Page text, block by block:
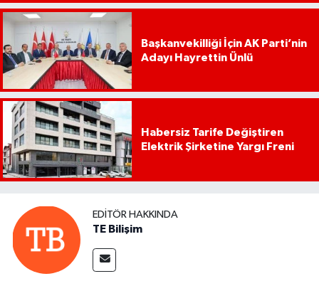
Başkanvekilliği İçin AK Parti’nin
Adayı Hayrettin Ünlü
Habersiz Tarife Değiştiren
Elektrik Şirketine Yargı Freni
EDITÖR HAKKINDA
TE Bilişim